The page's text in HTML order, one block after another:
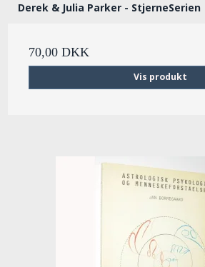
Derek & Julia Parker - StjerneSerien
70,00 DKK
Vis produkt